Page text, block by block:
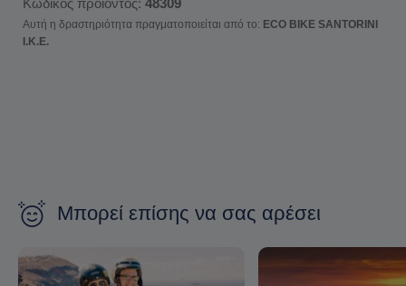
Κωδικός προϊόντος: 48309
Αυτή η δραστηριότητα πραγματοποιείται από το: ECO BIKE SANTORINI
Ι.Κ.Ε.
Μπορεί επίσης να σας αρέσει